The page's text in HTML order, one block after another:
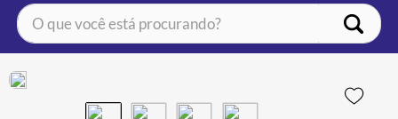
O que você está procurando?